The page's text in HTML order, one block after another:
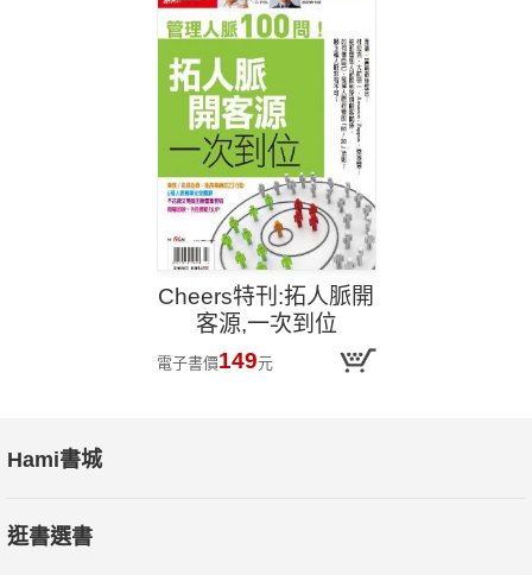
Cheers特刊:拓人脈開
客源,一次到位
電子書價149元
Hami書城
逛書選書